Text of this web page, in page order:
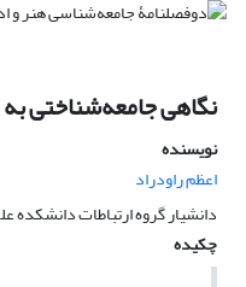
نگاهی جامعه‌شناختی
نویسنده
اعظم راودراد
دانشیار گروه ارتباطات دانشکده
چکیده